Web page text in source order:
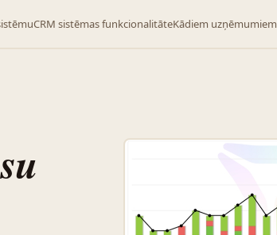
CRM sistēmas funkcionalitāteKādiem uzņēmumiem